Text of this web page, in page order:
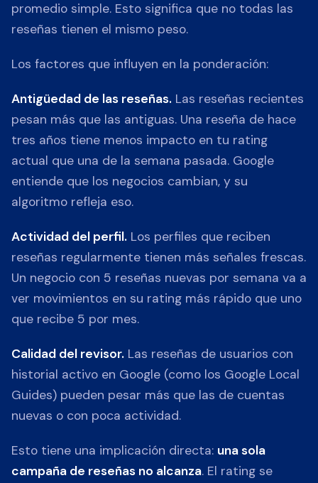
promedio simple. Esto significa que no todas las
reseñas tienen el mismo peso.
Los factores que influyen en la ponderación:
Antigüedad de las reseñas. Las reseñas recientes
pesan más que las antiguas. Una reseña de hace
tres años tiene menos impacto en tu rating
actual que una de la semana pasada. Google
entiende que los negocios cambian, y su
algoritmo refleja eso.
Actividad del perfil. Los perfiles que reciben
reseñas regularmente tienen más señales frescas.
Un negocio con 5 reseñas nuevas por semana va a
ver movimientos en su rating más rápido que uno
que recibe 5 por mes.
Calidad del revisor. Las reseñas de usuarios con
historial activo en Google (como los Google Local
Guides) pueden pesar más que las de cuentas
nuevas o con poca actividad.
Esto tiene una implicación directa: una sola
campaña de reseñas no alcanza. El rating se